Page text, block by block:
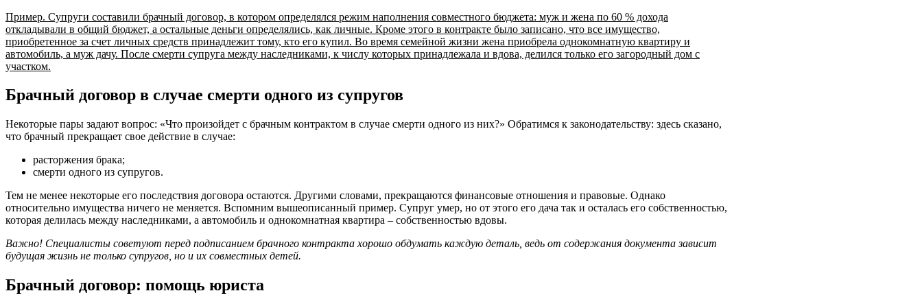
Пример. Супруги составили брачный договор, в котором определялся режим наполнения совместного бюджета: муж и жена по 60 % дохода
откладывали в общий бюджет, а остальные деньги определялись, как личные. Кроме этого в контракте было записано, что все имущество,
приобретенное за счет личных средств принадлежит тому, кто его купил. Во время семейной жизни жена приобрела однокомнатную квартиру и
автомобиль, а муж дачу. После смерти супруга между наследниками, к числу которых принадлежала и вдова, делился только его загородный дом с
участком.
Брачный договор в случае смерти одного из супругов
Некоторые пары задают вопрос: «Что произойдет с брачным контрактом в случае смерти одного из них?» Обратимся к законодательству: здесь сказано,
что брачный прекращает свое действие в случае:
расторжения брака;
смерти одного из супругов.
Тем не менее некоторые его последствия договора остаются. Другими словами, прекращаются финансовые отношения и правовые. Однако
относительно имущества ничего не меняется. Вспомним вышеописанный пример. Супруг умер, но от этого его дача так и осталась его собственностью,
которая делилась между наследниками, а автомобиль и однокомнатная квартира – собственностью вдовы.
Важно! Специалисты советуют перед подписанием брачного контракта хорошо обдумать каждую деталь, ведь от содержания документа зависит
будущая жизнь не только супругов, но и их совместных детей.
Брачный договор: помощь юриста